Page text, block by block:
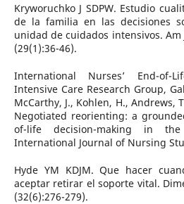
Kryworuchko J SDPW. Estudio
de la familia en las decisiones
unidad de cuidados intensivos. Am
(29(1):36-46).
International Nurses’ End-of-
Intensive Care Research Group,
McCarthy, J., Kohlen, H., Andrews,
Negotiated reorienting: a
of-life decision-making in
International Journal of Nursing
Hyde YM KDJM. Que hacer
aceptar retirar el soporte vital.
(32(6):276-279).